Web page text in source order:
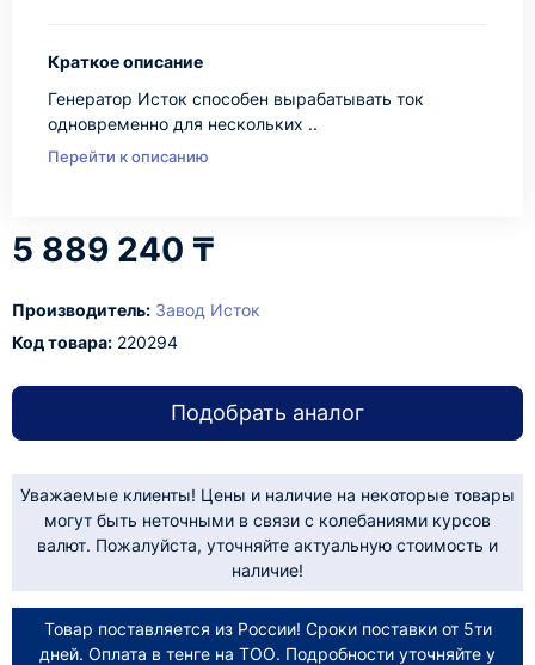
Краткое описание
Генератор Исток способен вырабатывать ток
одновременно для нескольких ..
Перейти к описанию
5 889 240 ₸
Производитель: Завод Исток
Код товара: 220294
Подобрать аналог
Уважаемые клиенты! Цены и наличие на некоторые товары
могут быть неточными в связи с колебаниями курсов
валют. Пожалуйста, уточняйте актуальную стоимость и
наличие!
Товар поставляется из России! Сроки поставки от 5ти
дней. Оплата в тенге на ТОО. Подробности уточняйте у